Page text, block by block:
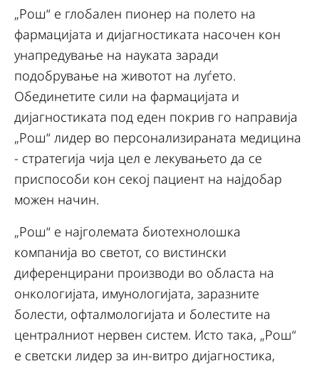
„Рош“ е глобален пионер на полето на
фармацијата и дијагностиката насочен кон
унапредување на науката заради
подобрување на животот на луѓето.
Обединетите сили на фармацијата и
дијагностиката под еден покрив го направија
„Рош“ лидер во персонализираната медицина
- стратегија чија цел е лекувањето да се
приспособи кон секој пациент на најдобар
можен начин.
„Рош“ е најголемата биотехнолошка
компанија во светот, со вистински
диференцирани производи во областа на
онкологијата, имунологијата, заразните
болести, офталмологијата и болестите на
централниот нервен систем. Исто така, „Рош“
е светски лидер за ин-витро дијагностика,